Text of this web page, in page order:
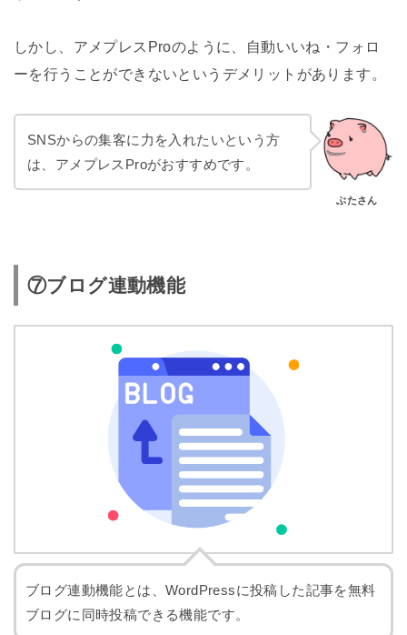
しかし、アメプレスProのように、自動いいね・フォロ
ーを行うことができないというデメリットがあります。
SNSからの集客に力を入れたいという方
は、アメプレスProがおすすめです。
ぶたさん
⑦ブログ連動機能
ブログ連動機能とは、WordPressに投稿した記事を無料
ブログに同時投稿できる機能です。